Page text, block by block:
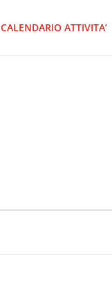
CALENDARIO ATTIVITA’